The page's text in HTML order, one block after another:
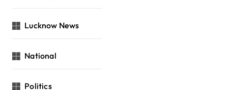
Lucknow News
National
Politics